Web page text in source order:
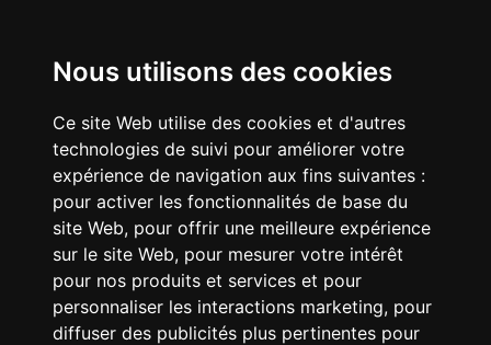
Nous utilisons des cookies
Ce site Web utilise des cookies et d'autres
technologies de suivi pour améliorer votre
expérience de navigation aux fins suivantes :
pour activer les fonctionnalités de base du
site Web, pour offrir une meilleure expérience
sur le site Web, pour mesurer votre intérêt
pour nos produits et services et pour
personnaliser les interactions marketing, pour
diffuser des publicités plus pertinentes pour